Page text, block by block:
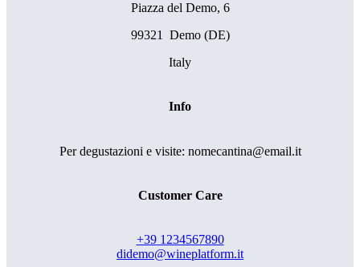
Piazza del Demo, 6
99321 Demo (DE)
Italy
Info
Per degustazioni e visite: nomecantina@email.it
Customer Care
+39 1234567890
didemo@wineplatform.it